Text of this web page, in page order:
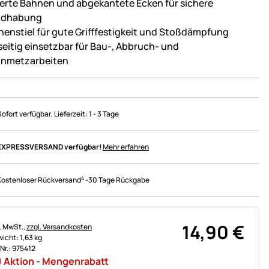
Bahnen und abgekantete Ecken für sichere
für gute Grifffestigkeit und Stoßdämpfung
einsetzbar für Bau-, Abbruch- und
verfügbar, Lieferzeit:1 - 3 Tage
verfügbar!Mehr erfahren
Rückversand4-30 Tage Rückgabe
MwSt.,zzgl. Versandkosten
1,63 kg
975412
14,90€
Aktion - Mengenrabatt